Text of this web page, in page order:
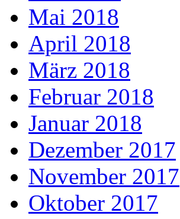
Mai 2018
April 2018
März 2018
Februar 2018
Januar 2018
Dezember 2017
November 2017
Oktober 2017